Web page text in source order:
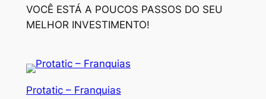
VOCÊ ESTÁ A POUCOS PASSOS DO SEU
MELHOR INVESTIMENTO!
Protatic – Franquias